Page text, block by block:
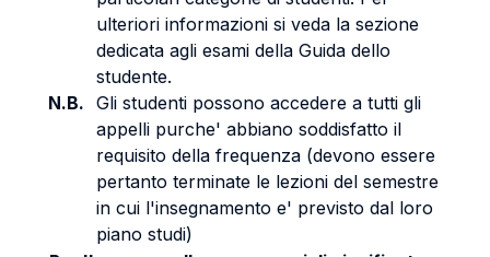
ulteriori informazioni si veda la sezione
dedicata agli esami della Guida dello
studente.
N.B. Gli studenti possono accedere a tutti gli
appelli purche' abbiano soddisfatto il
requisito della frequenza (devono essere
pertanto terminate le lezioni del semestre
in cui l'insegnamento e' previsto dal loro
piano studi)